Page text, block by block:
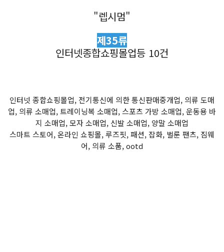
"렙시멈"
제35류
인터넷종합쇼핑몰업등 10건
인터넷 종합쇼핑몰업, 전기통신에 의한 통신판매중개업, 의류 도매
업, 의류 소매업, 트레이닝복 소매업, 스포츠 가방 소매업, 운동용 바
지 소매업, 모자 소매업, 신발 소매업, 양말 소매업
스마트 스토어, 온라인 쇼핑몰, 루즈핏, 패션, 잡화, 벌룬 팬츠, 짐웨
어, 의류 소품, ootd